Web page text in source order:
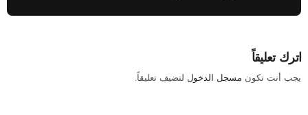
اترك تعليقاً
يجب أنت تكون مسجل الدخول لتضيف تعليقاً.